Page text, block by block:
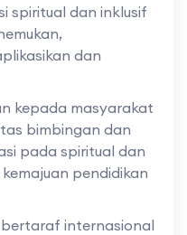
spiritual dan inklusif
dan
kepada masyarakat
bimbingan dan
pada spiritual dan
pendidikan
internasional